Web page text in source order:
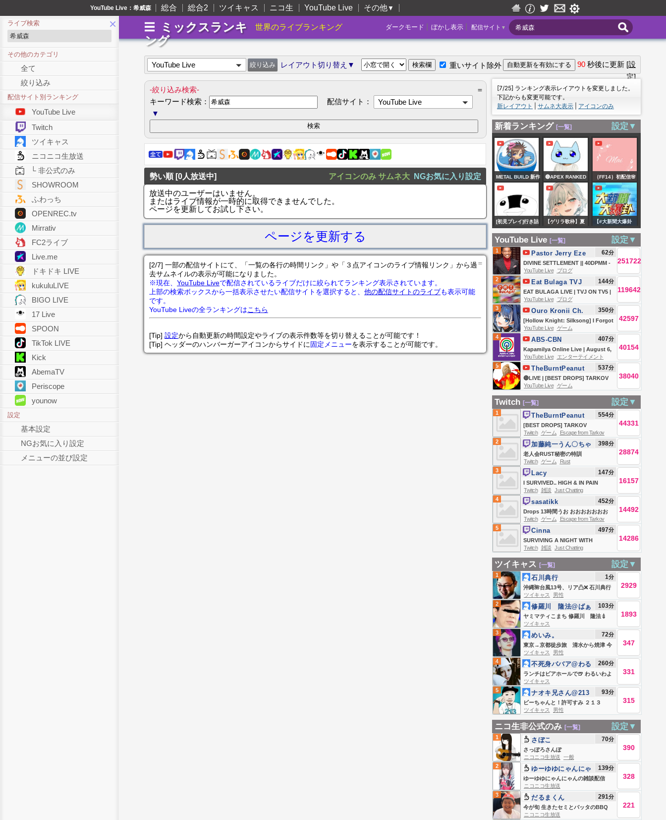
YouTube Live：希威森 総合 総合2 ツイキャス ニコ生 YouTube Live その他▼
ミックスランキ
ング
世界のライブランキング 配信サイト ▼
ぼかし表示
ダークモード
×
ライブ検索
その他のカテゴリ
全て
絞り込み
配信サイト別ランキング
YouTube Live
Twitch
ツイキャス
ニコニコ生放送
└ 非公式のみ
SHOWROOM
ふわっち
OPENREC.tv
Mirrativ
FC2ライブ
Live.me
ドキドキ LIVE
kukuluLIVE
BIGO LIVE
17 Live
SPOON
TikTok LIVE
Kick
AbemaTV
Periscope
younow
設定
基本設定
NGお気に入り設定
メニューの並び設定
YouTube Live レイアウト切り替え▼ 重いサイト除外 90 秒後に更新 [設
定]
-絞り込み検索-
＝
キーワード検索：
配信サイト：
YouTube Live
▼
勢い順 [0人放送中] アイコンのみ サムネ大
NGお気に入り設定
放送中のユーザーはいません。
またはライブ情報が一時的に取得できませんでした。
ページを更新してお試し下さい。
ページを更新する
＝
[2/7] 一部の配信サイトにて、「一覧の各行の時間リンク」や「３点アイコンのライブ情報リンク」から過
去サムネイルの表示が可能になりました。
※現在、 YouTube Liveで配信されているライブだけに絞られてランキング表示されています。
上部の検索ボックスから一括表示させたい配信サイトを選択すると、 他の配信サイトのライブも表示可能
です。
YouTube Liveの全ランキングはこちら
[Tip] 設定から自動更新の時間設定やライブの表示件数等を切り替えることが可能です！
[Tip] ヘッダーのハンバーガーアイコンからサイドに固定メニューを表示することが可能です。
[7/25] ランキング表示レイアウトを変更しました。
下記からも変更可能です。
新レイアウト
サムネ大表示 アイコンのみ
新着ランキング [一覧] 設定▼
METAL BUILD 新作
「ゴッドガンダム
ハイパーモード」
立体化！！｜
METAL ROBOT魂
ズゴック (SEED
FREEDOM Ver.)な
ど予約開始【セキ
ヒカラジオ】
🔴APEX RANKED
GRIND🔴開幕ソロ
ランク ダイヤ行
きたい！ #mnk #
キーマウ #エーペッ
｛FF14｝初配信🌸
経験者の日常ー配
信テストー
[初見プレイ]行き詰
まってる男vs壁
バ グ ジ ジ
イ [scp
containment
breach]
【ゲリラ歌枠】夏
らしいまったり曲
をうたう
【#大新聞大爆卦
LIVE】現正直播中
20260806 @大新
聞大爆卦
YouTube Live [一覧] 設定▼
1
DIVINE SETTLEMENT || 40DPMM -
DAY 25 || NSPPD || 6TH AUGUST
2026
Pastor Jerry Eze 62分
251722
YouTube Live
ブログ
2
EAT BULAGA LIVE | TVJ ON TV5 |
AUGUST 6, 2026
Eat Bulaga TVJ 144分
119642
YouTube Live
ブログ
3
[Hollow Knight: Silksong] I Forgot
| #7
Ouro Kronii Ch.
hololive-EN
350分
42597
YouTube Live ゲーム
4
Kapamilya Online Live | August 6,
2026
ABS-CBN
Entertainment
407分
40154
YouTube Live
エンターテイメント
5
🔴LIVE | [BEST DROPS] TARKOV
SEASONAL | DAY 3 | Hutch x
GIMMICK | WACKADOODLE
WEDNESDAY | #BUNGULATE
TheBurntPeanut 537分
38040
YouTube Live ゲーム
Twitch [一覧] 設定▼
1
[BEST DROPS] TARKOV
SEASONAL | DAY 3 | HutchMF x
GIMMICK | WACKADOODLE
WEDNESDAY | #BUNGULATE
TheBurntPeanut 554分
44331
Twitch ゲーム
Escape from Tarkov
2
老人会RUST秘密の特訓
加藤純一うん〇ちゃ
ん
398分
28874
Twitch ゲーム
Rust
3
I SURVIVED.. HIGH & IN PAIN
Lacy 147分
16157
Twitch 雑談 Just Chatting
4
Drops 13時間うお おおおおおおお
Escape From Tarkov
sasatikk 452分
14492
Twitch ゲーム
Escape from Tarkov
5
SURVIVING A NIGHT WITH
@THESKETCHREAL &
@JAYCINCO ⭐ CINNATHON DAY 5
⭐
Cinna 497分
14286
Twitch 雑談 Just Chatting
ツイキャス [一覧] 設定▼
1
沖縄🌺台風13号、リア凸❌ 石川典行
のノリユキラジオ
石川典行 1分
2929
ツイキャス
男性
2
ヤミマティこまち 修羅川 隆法💉
修羅川 隆法@ばぁ
るくん
103分
1893
ツイキャス
3
東京→京都徒歩旅 清水から焼津 今
日もなんとか。
めいみ。 72分
347
ツイキャス
男性
4
ランチはビアホールで🍺 わるいわよ
不死身ババア@わる
いわよ
260分
331
ツイキャス
5
ビーちゃんと！許可すみ ２１３
ナオキ兄さん@213 93分
315
ツイキャス 男性
ニコ生非公式のみ [一覧] 設定▼
1
さっぽろさんぽ
さぼこ 70分
390
ニコニコ生放送 一般
2
ゆーゆゆにゃんにゃんの雑談配信
ゆーゆゆにゃんにゃ
ん
139分
328
ニコニコ生放送
3
今が旬 生きたセミとバッタのBBQ
だるまくん 291分
221
ニコニコ生放送